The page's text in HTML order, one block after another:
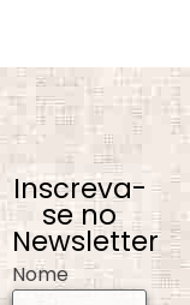
Inscreva-
se no
Newsletter
Nome